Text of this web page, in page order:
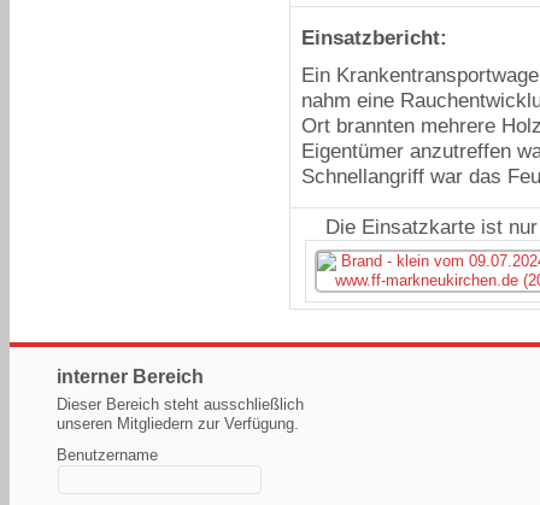
Einsatzbericht:
Ein
nahm eine
Ort brannten mehrere
Eigentümer anzutreffen
Schnellangriff war das
Die Einsatzkarte ist
interner Bereich
Dieser Bereich steht ausschließlich
unseren Mitgliedern zur Verfügung.
Benutzername